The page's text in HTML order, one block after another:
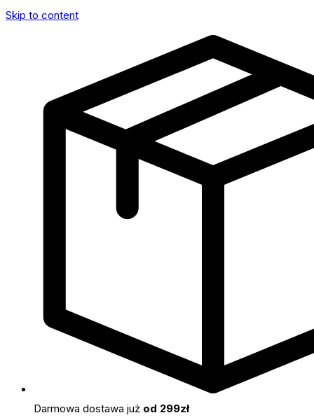
Skip to content
Darmowa dostawa już od 299zł